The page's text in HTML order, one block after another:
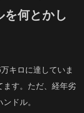
何とかし
キロに達していま
ます。ただ、経年劣
ドル。